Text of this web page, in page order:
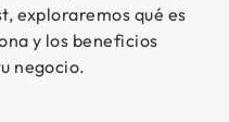
exploraremos qué es
y los beneficios
negocio.